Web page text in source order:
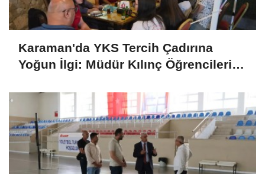
Karaman'da YKS Tercih Çadırına
Yoğun İlgi: Müdür Kılınç Öğrencileri